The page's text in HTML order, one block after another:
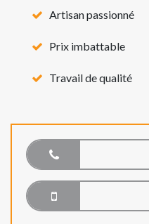
Artisan passionné
Prix imbattable
Travail de qualité